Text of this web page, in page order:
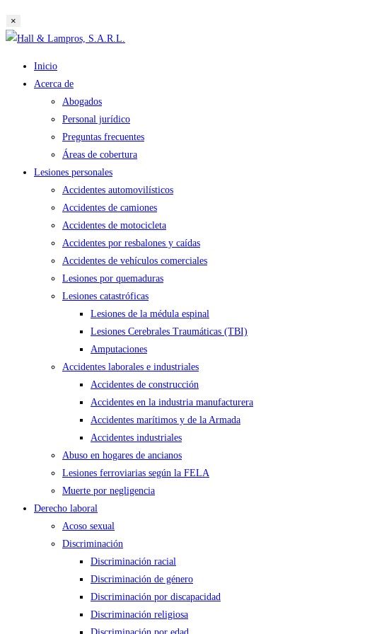
la
web
×
Saltar
contenido
Inicio
Acerca de
Abogados
Personal jurídico
Preguntas frecuentes
Áreas de cobertura
Lesiones personales
Accidentes automovilísticos
Accidentes de camiones
Accidentes de motocicleta
Accidentes por resbalones y caídas
Accidentes de vehículos comerciales
Lesiones por quemaduras
Lesiones catastróficas
Lesiones de la médula espinal
Lesiones Cerebrales Traumáticas (TBI)
Amputaciones
Accidentes laborales e industriales
Accidentes de construcción
Accidentes en la industria manufacturera
Accidentes marítimos y de la Armada
Accidentes industriales
Abuso en hogares de ancianos
Lesiones ferroviarias según la FELA
Muerte por negligencia
Derecho laboral
Acoso sexual
Discriminación
Discriminación racial
Discriminación de género
Discriminación por discapacidad
Discriminación religiosa